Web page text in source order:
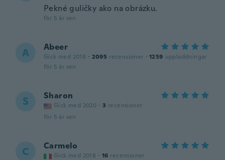
Pekné guličky ako na obrázku.
för 5 år sen
A Abeer
Gick med 2018 · 2095 recensioner · 1259 uppladdningar
för 5 år sen
S Sharon
Gick med 2020 · 3 recensioner
för 5 år sen
C Carmelo
Gick med 2018 · 16 recensioner